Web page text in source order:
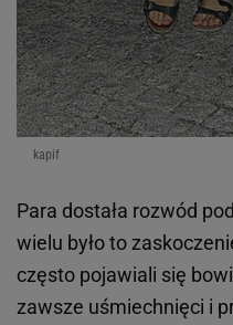
kapif
Para dostała rozwód
wielu było to
często pojawiali się
zawsze uśmiechnięci i